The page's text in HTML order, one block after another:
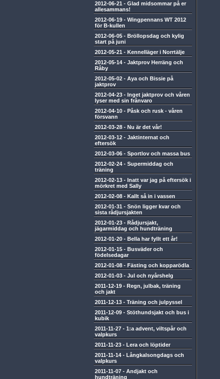
2012-06-21 - Glad midsommar på er
allesammans!
2012-06-19 - Wingpennans WT 2012
för B-kullen
2012-06-05 - Bröllopsdag och kylig
start på juni
2012-05-21 - Kennelläger i Norrtälje
2012-05-14 - Jaktprov Herräng och
Råby
2012-05-02 - Aya och Bissie på
jaktprov
2012-04-23 - Inget jaktprov och våren
lyser med sin frånvaro
2012-04-10 - Påsk och rusk - våren
försvann
2012-03-28 - Nu är det vår!
2012-03-12 - Jaktinternat och
eftersök
2012-03-06 - Sportlov och massa bus
2012-02-24 - Supermiddag och
träning
2012-02-13 - Inatt var jag på eftersök i
mörkret med Sally
2012-02-08 - Kallt så in i vassen
2012-01-31 - Snön ligger kvar och
sista rådjursjakten
2012-01-23 - Rådjursjakt,
jägarmiddag och hundträning
2012-01-20 - Bella har fyllt ett år!
2012-01-15 - Busväder och
födelsedagar
2012-01-08 - Fästing och kopparödla
2012-01-03 - Jul och nyårshelg
2011-12-19 - Regn, julbak, träning
och jakt
2011-12-13 - Träning och julpyssel
2011-12-09 - Stöthundsjakt och bus i
kubik
2011-11-27 - 1:a advent, viltspår och
valpkurs
2011-11-23 - Lera och löptider
2011-11-14 - Långkalsongdags och
valpkurs
2011-11-07 - Andjakt och
hundträning